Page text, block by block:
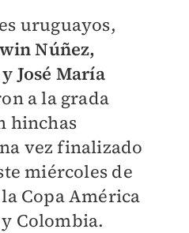
uruguayos,
Núñez,
José María
a la grada
hinchas
vez finalizado
miércoles de
Copa América
Colombia.